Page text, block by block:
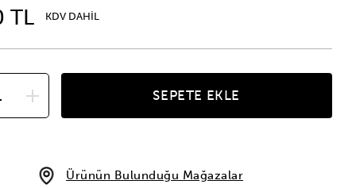
TL KDV DAHİL
SEPETE EKLE
Ürünün Bulunduğu Mağazalar